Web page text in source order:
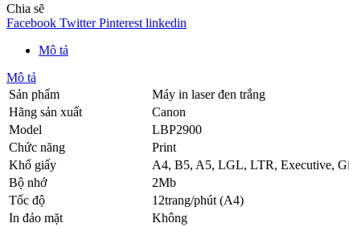
Chia sẽ
Facebook Twitter Pinterest linkedin
Mô tả
Mô tả
Sản phẩm
Máy in laser đen trắng
Hãng sản xuất
Canon
Model
LBP2900
Chức năng
Print
Khổ giấy
A4, B5, A5, LGL, LTR, Executive,
Bộ nhớ
2Mb
Tốc độ
12trang/phút (A4)
In đảo mặt
Không